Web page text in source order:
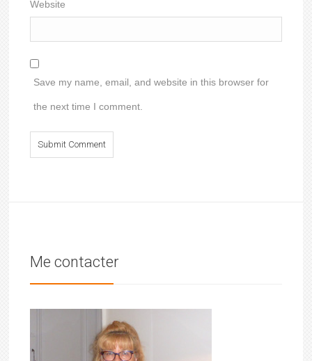
Website
Save my name, email, and website in this browser for
the next time I comment.
Me contacter